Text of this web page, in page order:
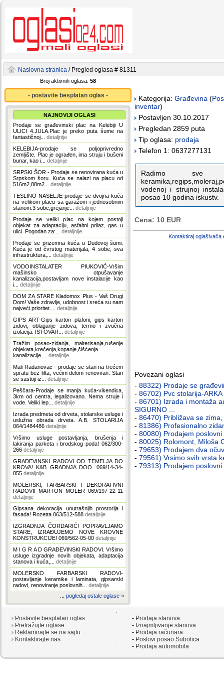
Naslovna stranica / Pregled oglasa # 81311
Broj aktivnih oglasa: 58
- postavite besplatan oglas -
NAJNOVIJI OGLASI
Prodaje se građevinski plac na Kelebiji U
ULICI 4.JULA.Plac je preko puta šume na
fantastičnoj... detaljnije
KELEBIJA-prodaje se poljoprivredno
zemljište. Plac je ograđen, ima struju i bušeni
bunar, kao i... detaljnije
SRPSKI ŠOR - Prodaje se renovirana kuća u
Srpskom šoru. Kuća se nalazi na placu od
516m2,88m2... detaljnije
TESLINO NASELJE-prodaje se dvojna kuća
na velikom placu sa garažom i jednosobnim
stanom.3 sobe,grejanje... detaljnije
Prodaje se veliki plac na kojem postoji
objekat za adaptaciju, asfaltni prilaz, gas u
ulici. Pogodan za:... detaljnije
Prodaje se prizemna kuća u Dudovoj šumi.
Kuća je od čvrstog materijala, 4 sobe, sva
infrastruktura,... detaljnije
VODOINSTALATER PIUKOVIĆ-Vršim
mašinsko otpušavanje
kanalizacija,postavljam nove instalacije kao
i... detaljnije
DOM ZA STARE Kladomox Plus - Vaš Drugi
Dom! Vaše zdravlje, udobnost i sreća su nam
najveći prioritet.... detaljnije
GIPS ART-Gips karton plafoni, gips karton
zidovi, oblaganje zidova, termo i zvučna
izolacija. ISTOVAR... detaljnije
Tražim posao-zidanja, malterisanja,rušenje
objekata,krečenja,kopanje,čišćenja
kanalizacije.... detaljnije
Mali Radanovac - prodaje se stan na trećem
spratu bez lifta, većim delom renoviran. Stan
se sastoji iz... detaljnije
Peščara-Prodaje se manja kuća-vikendica,
3km od centra, legalizovano. Nema struje i
vode. Veliki lep... detaljnije
Izrada predmeta od drveta, stolarske usluge i
uslužna obrada drveta. A.B. STOLARIJA
064/1484486 detaljnije
Vršimo usluge postavljanja, brušenja i
lakiranja parketa i brodskog poda! 062/300-
266 detaljnije
GRAĐEVINSKI RADOVI OD TEMELJA DO
KROVA! K&B GRADNJA DOO. 069/14-34-
855 detaljnije
MOLERSKI, FARBARSKI I DEKORATIVNI
RADOVI! MARTON MOLER 069/197-22-11
detaljnije
Gipsana dekoracija unutrašnjih prostorija i
fasada! Rozetta 063/512-588 detaljnije
IZGRADNJA ČORDARIĆ! POPRAVLJAMO
STARE, IZRAĐUJEMO NOVE KROVNE
KONSTRUKCIJE! 069/562-05-00 detaljnije
M I G R A D GRAĐEVINSKI RADOVI. Vršimo
usluge izgradnje novih objekata, adaptacija
stanova i kuća,... detaljnije
MOLERSKO FARBARSKI RADOVI-
postavljanje keramike i laminata, gipsarski
radovi, renoviranje poslovnih... detaljnije
pogledaj ostale oglase »
Kategorija: Građevina (
inventar)
Postavljen 30.10.2017
Pregledan 2859 puta
Tip oglasa: prodaja
Telefon 1: 0637277131
Radimo sve
vodenoj i strujnoj
posao 10 godina iskustv.
Cena: 10 EUR
Kontaktiraj oglašivača
Povezani oglasi
- 88322) Prodaje se
- 86702) Pvc stolarija-
- 86701) Izrada i montaža
SIGURNO ...
- 86470) Približava se
- 81386) Profesionalno
- 80080) Prodajem
- 80025) Rolomont, Miloša
- 79653) Prodajem dva
- 79561) Vrsimo svih vrsta
- 79313) Prodajem
Postavite besplatan oglas
Pretražujte oglase
Reklamirajte se na sajtu
Kontaktirajte nas
- Prodaja stanova
- Iznajmljivanje stanova
- Prodaja računara
- Poslovi posao Subotica
- Prodaja automobila